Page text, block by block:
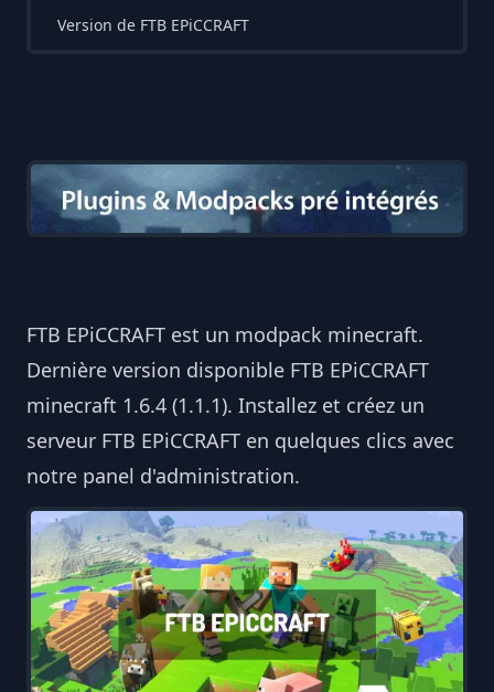
Version de FTB EPiCCRAFT
FTB EPiCCRAFT est un modpack minecraft.
Dernière version disponible FTB EPiCCRAFT
minecraft 1.6.4 (1.1.1). Installez et créez un
serveur FTB EPiCCRAFT en quelques clics avec
notre panel d'administration.